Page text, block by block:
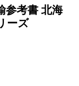
参考書 北海
ーズ